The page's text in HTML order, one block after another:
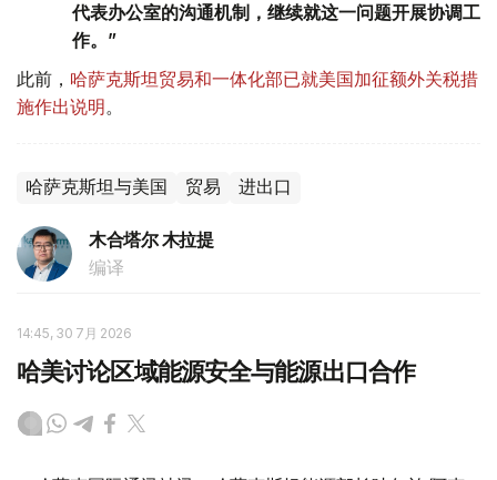
代表办公室的沟通机制，继续就这一问题开展协调工
作。”
此前， 哈萨克斯坦贸易和一体化部已就美国加征额外关税措
施作出说明。
哈萨克斯坦与美国 贸易 进出口
木合塔尔 木拉提
编译
14:45, 30 7月 2026
哈美讨论区域能源安全与能源出口合作